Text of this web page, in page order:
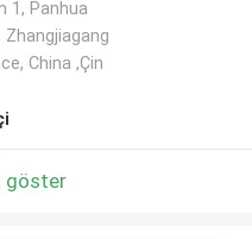
1, Panhua
Zhangjiagang
China ,Çin
göster